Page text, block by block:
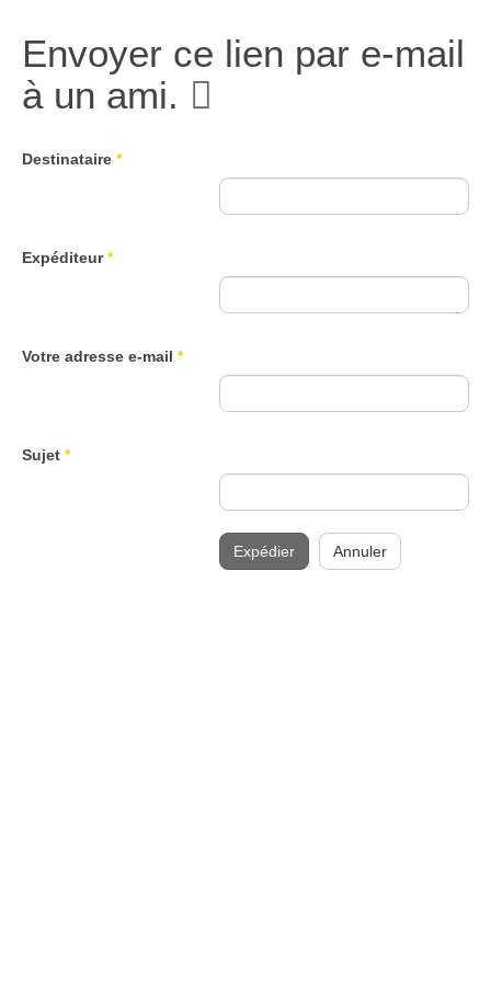
Envoyer ce lien par e-mail
à un ami.
Destinataire *
Expéditeur*
Votre adresse e-mail *
Sujet *
Expédier Annuler